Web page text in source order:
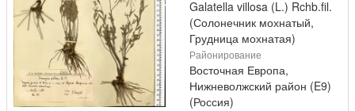
Galatella villosa (L.) Rchb.fil.
(Солонечник мохнатый,
Грудница мохнатая)
Районирование
Восточная Европа,
Нижневолжский район (E9)
(Россия)